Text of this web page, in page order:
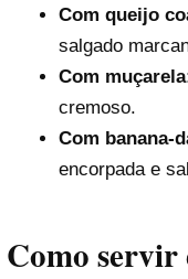
Com queijo
salgado
Com
cremoso.
Com banana-
encorpada e
Como servir